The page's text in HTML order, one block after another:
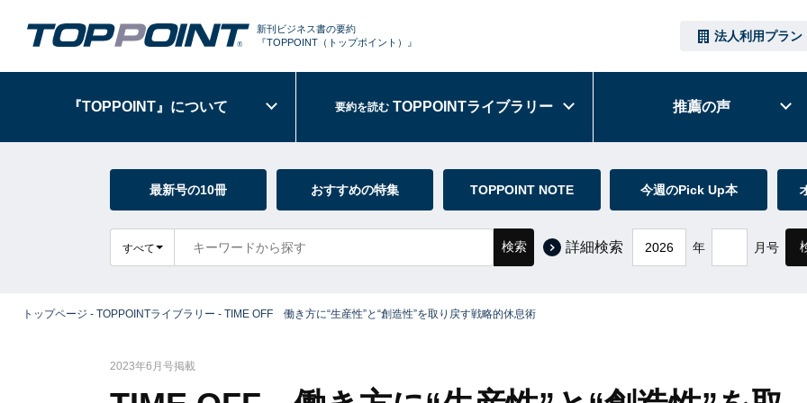
新刊ビジネス書の要約
『TOPPOINT （トップポイント）』 法人利用プラン
『TOPPOINT』 について 要約を読む TOPPOINTライブラリー 推薦の声
最新号の10冊 おすすめの特集 TOPPOINT NOTE 今週のPick Up本
すべて 検索 詳細検索 年 月号
トップページ - TOPPOINTライブラリー - TIME OFF 働き方に“生産性”と“創造性”を取り戻す戦略的休息術
2023年6月号掲載